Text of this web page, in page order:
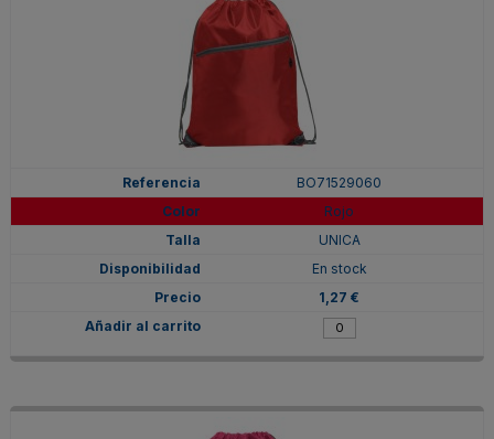
BO71529060
Rojo
UNICA
En stock
1,27 €